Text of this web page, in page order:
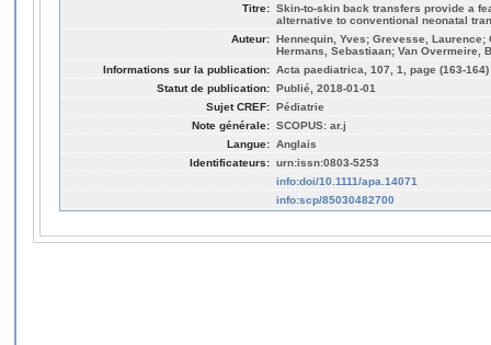
Titre: Skin-to-skin back transfers provide a
alternative to conventional neonatal
Auteur: Hennequin, Yves; Grevesse,
Hermans, Sebastiaan; Van Overmeire,
Informations sur la publication: Acta paediatrica, 107, 1, page (163-164)
Statut de publication: Publié, 2018-01-01
Sujet CREF: Pédiatrie
Note générale: SCOPUS: ar.j
Langue: Anglais
Identificateurs: urn:issn:0803-5253
info:doi/10.1111/apa.14071
info:scp/85030482700